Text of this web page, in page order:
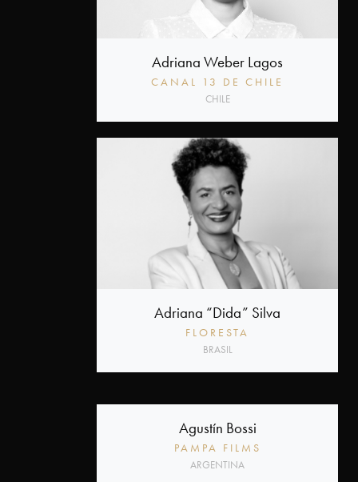
Adriana Weber Lagos
CANAL 13 DE CHILE
CHILE
Adriana “Dida” Silva
FLORESTA
BRASIL
Agustín Bossi
PAMPA FILMS
ARGENTINA